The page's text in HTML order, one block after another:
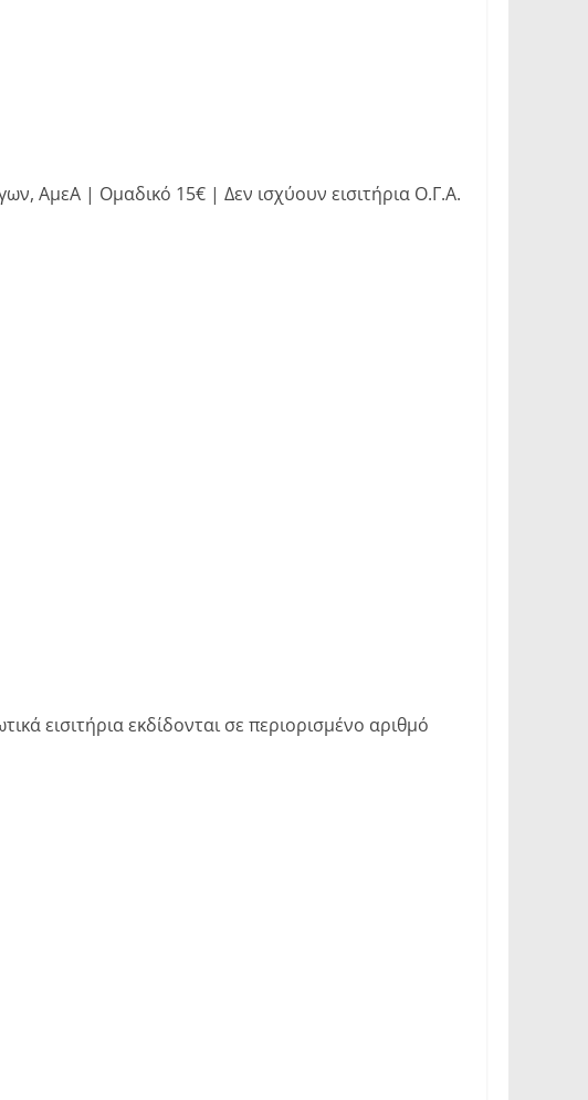
ΑμεΑ | Ομαδικό 15€ | Δεν ισχύουν εισιτήρια Ο.Γ.Α.
εισιτήρια εκδίδονται σε περιορισμένο αριθμό